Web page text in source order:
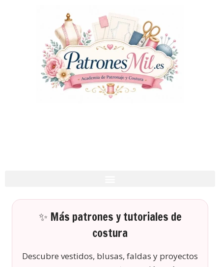
✨ Más patrones y tutoriales de
costura
Descubre vestidos, blusas, faldas y proyectos